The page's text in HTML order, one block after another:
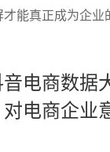
能真正成为企业
电商数据
电商企业